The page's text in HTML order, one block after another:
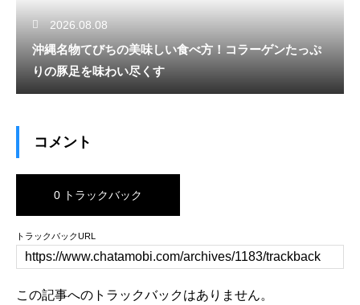
2026.08.08
沖縄名物てびちの美味しい食べ方！コラーゲンたっぷ
りの豚足を味わい尽くす
コメント
0 トラックバック
トラックバックURL
この記事へのトラックバックはありません。